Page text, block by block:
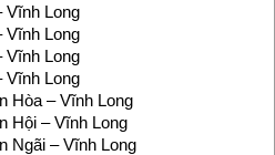
Vĩnh Long
Vĩnh Long
Vĩnh Long
Vĩnh Long
Hòa – Vĩnh Long
Hội – Vĩnh Long
Ngãi – Vĩnh Long